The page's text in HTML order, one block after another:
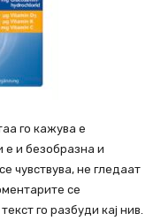
го кажува е
е и безобразна и
чувствува, не гледаат
се
го разбуди кај нив.